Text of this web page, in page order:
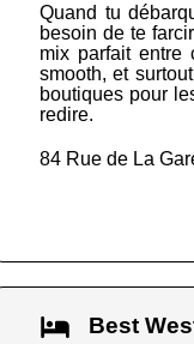
Quand tu
besoin de te
mix parfait entre
smooth, et
boutiques pour
redire.
84 Rue de La
Best